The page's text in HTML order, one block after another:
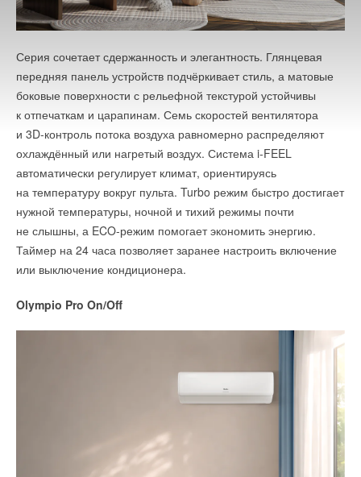
Серия сочетает сдержанность и элегантность. Глянцевая
передняя панель устройств подчёркивает стиль, а матовые
боковые поверхности с рельефной текстурой устойчивы
к отпечаткам и царапинам. Семь скоростей вентилятора
и 3D-контроль потока воздуха равномерно распределяют
охлаждённый или нагретый воздух. Система i-FEEL
автоматически регулирует климат, ориентируясь
на температуру вокруг пульта. Turbo режим быстро достигает
нужной температуры, ночной и тихий режимы почти
не слышны, а ECO-режим помогает экономить энергию.
Таймер на 24 часа позволяет заранее настроить включение
или выключение кондиционера.
Olympio Pro On/Off